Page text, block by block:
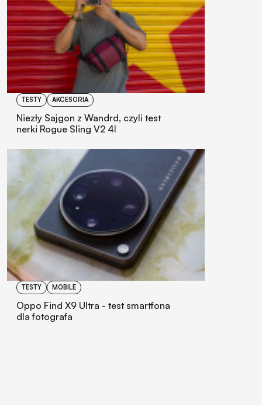
TESTY AKCESORIA
Niezły Sajgon z Wandrd, czyli test
nerki Rogue Sling V2 4l
TESTY MOBILE
Oppo Find X9 Ultra - test smartfona
dla fotografa